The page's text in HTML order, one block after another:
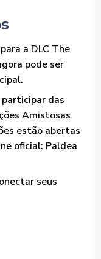
a DLC The
pode ser
das
Amistosas
estão abertas
oficial: Paldea
seus